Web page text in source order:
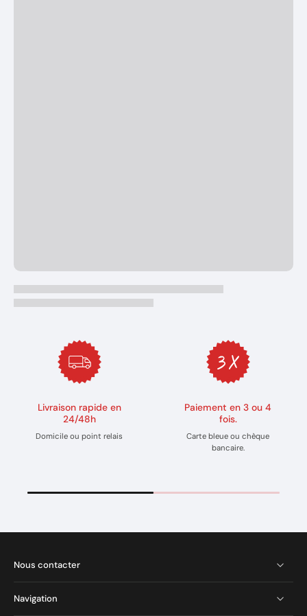
Livraison rapide en
24/48h
Domicile ou point relais
Paiement en 3 ou 4
fois.
Carte bleue ou chèque
bancaire.
Nous contacter
Navigation